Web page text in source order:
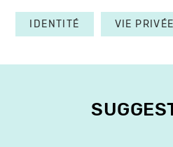
IDENTITÉ VIE PRIVÉE